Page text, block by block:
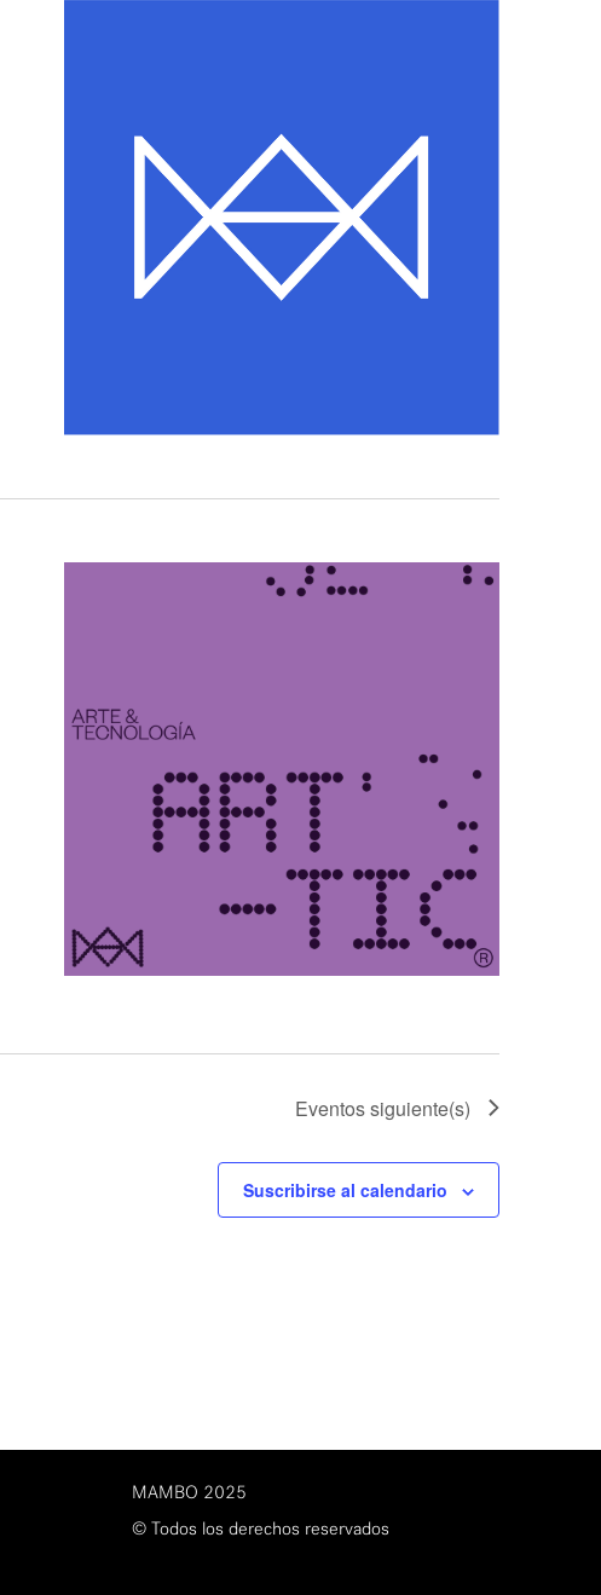
Eventossiguiente(s)
Suscribirse al calendario
MAMBO 2025
© Todos los derechos reservados